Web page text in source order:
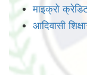
माइक्रो
आदिवासी